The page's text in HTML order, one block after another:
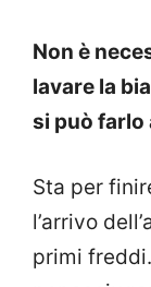
Non è
lavare la
si può farlo
Sta per
l’arrivo
primi